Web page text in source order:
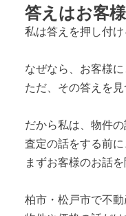
答えはお客
私は答えを押し付け
なぜなら、お客様
ただ、その答えを
だから私は、物件の
査定の話をする前に
まずお客様のお話を
柏市・松戸市で不